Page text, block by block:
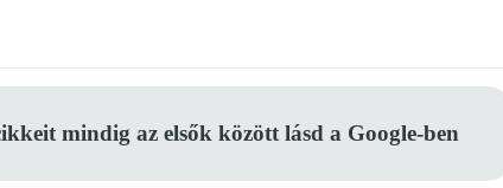
mindig az elsők között lásd a Google-ben